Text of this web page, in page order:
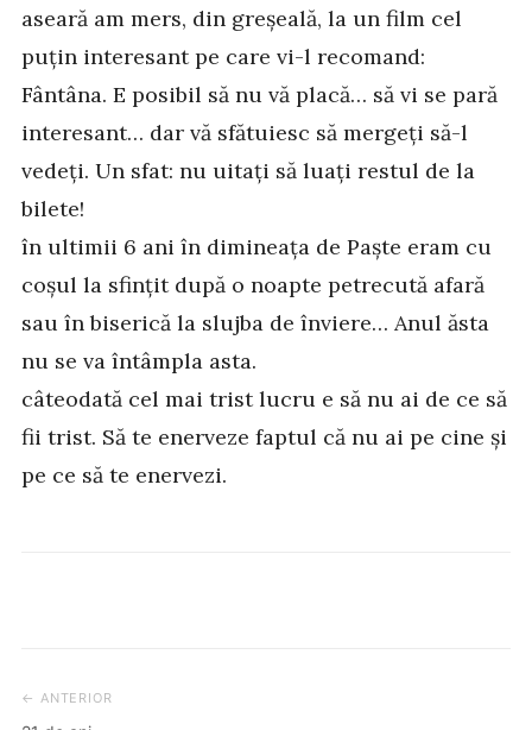
aseară am mers, din greșeală, la un film cel
puțin interesant pe care vi-l recomand:
Fântâna. E posibil să nu vă placă… să vi se pară
interesant… dar vă sfătuiesc să mergeți să-l
vedeți. Un sfat: nu uitați să luați restul de la
bilete!
în ultimii 6 ani în dimineața de Paște eram cu
coșul la sfințit după o noapte petrecută afară
sau în biserică la slujba de înviere… Anul ăsta
nu se va întâmpla asta.
câteodată cel mai trist lucru e să nu ai de ce să
fii trist. Să te enerveze faptul că nu ai pe cine și
pe ce să te enervezi.
Post
← ANTERIOR